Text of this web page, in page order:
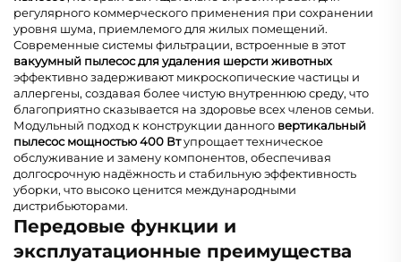
регулярного коммерческого применения при сохранении
уровня шума, приемлемого для жилых помещений.
Современные системы фильтрации, встроенные в этот
вакуумный пылесос для удаления шерсти животных
эффективно задерживают микроскопические частицы и
аллергены, создавая более чистую внутреннюю среду, что
благоприятно сказывается на здоровье всех членов семьи.
Модульный подход к конструкции данного вертикальный
пылесос мощностью 400 Втупрощает техническое
обслуживание и замену компонентов, обеспечивая
долгосрочную надёжность и стабильную эффективность
уборки, что высоко ценится международными
дистрибьюторами.
Передовые функции и
эксплуатационные преимущества